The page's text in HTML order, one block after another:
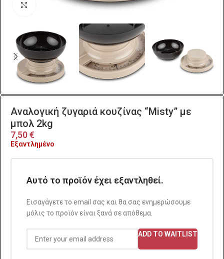
Click to enlarge
Αναλογική ζυγαριά κουζίνας “Misty” με
μπολ 2kg
7,50€
Εξαντλημένο
Αυτό το προϊόν έχει εξαντληθεί.
Εισαγάγετε το email σας και θα σας ενημερώσουμε
μόλις το προϊόν είναι ξανά σε απόθεμα.
ADD TO WAITLIST